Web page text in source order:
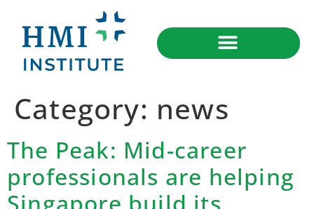
Category: news
The Peak: Mid-career
professionals are helping
Singapore build its